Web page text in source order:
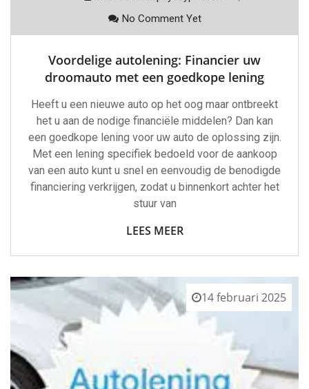
No Comment Yet
Voordelige autolening: Financier uw
droomauto met een goedkope lening
Heeft u een nieuwe auto op het oog maar ontbreekt
het u aan de nodige financiële middelen? Dan kan
een goedkope lening voor uw auto de oplossing zijn.
Met een lening specifiek bedoeld voor de aankoop
van een auto kunt u snel en eenvoudig de benodigde
financiering verkrijgen, zodat u binnenkort achter het
stuur van
LEES MEER
14 februari 2025